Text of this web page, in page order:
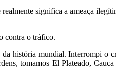
significa a ameaça
contra o tráfico.
da história mundial. Interrompi o
tomamos El Plateado, Cauca